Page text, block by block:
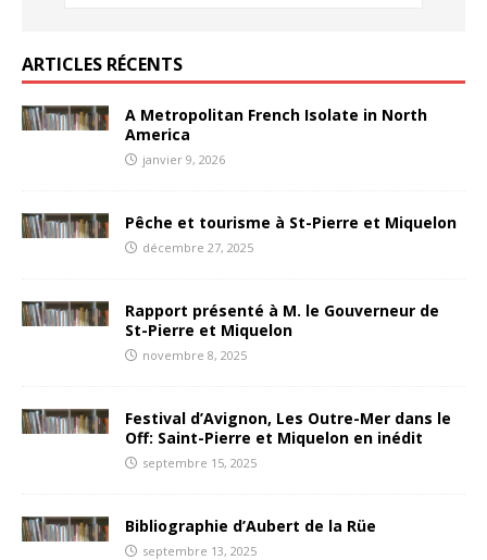
ARTICLES RÉCENTS
A Metropolitan French Isolate in North
America
janvier 9, 2026
Pêche et tourisme à St-Pierre et Miquelon
décembre 27, 2025
Rapport présenté à M. le Gouverneur de
St-Pierre et Miquelon
novembre 8, 2025
Festival d’Avignon, Les Outre-Mer dans le
Off: Saint-Pierre et Miquelon en inédit
septembre 15, 2025
Bibliographie d’Aubert de la Rüe
septembre 13, 2025